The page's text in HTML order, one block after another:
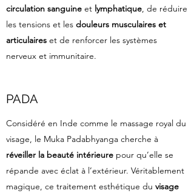
circulation sanguine et lymphatique, de réduire
les tensions et les douleurs musculaires et
articulaires et de renforcer les systèmes
nerveux et immunitaire.
PADA
Considéré en Inde comme le massage royal du
visage, le Muka Padabhyanga cherche à
réveiller la beauté intérieure pour qu’elle se
répande avec éclat à l’extérieur. Véritablement
magique, ce traitement esthétique du visage